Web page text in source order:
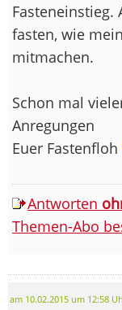
Fasteneinstieg.
fasten, wie
mitmachen.
Schon mal
Anregungen
Euer Fastenfloh
Antworten
Themen-Abo
am 10.02.2015 um 12:58